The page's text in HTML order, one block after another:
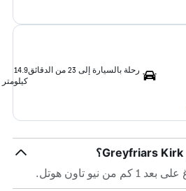
رحلة بالسيارة إلى 23 من الدقائق
14.9
كيلومتر